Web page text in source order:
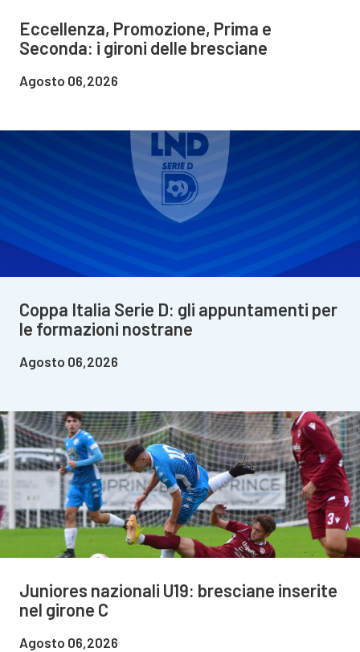
Eccellenza, Promozione, Prima e
Seconda: i gironi delle bresciane
Agosto 06,2026
Coppa Italia Serie D: gli appuntamenti per
le formazioni nostrane
Agosto 06,2026
Juniores nazionali U19: bresciane inserite
nel girone C
Agosto 06,2026